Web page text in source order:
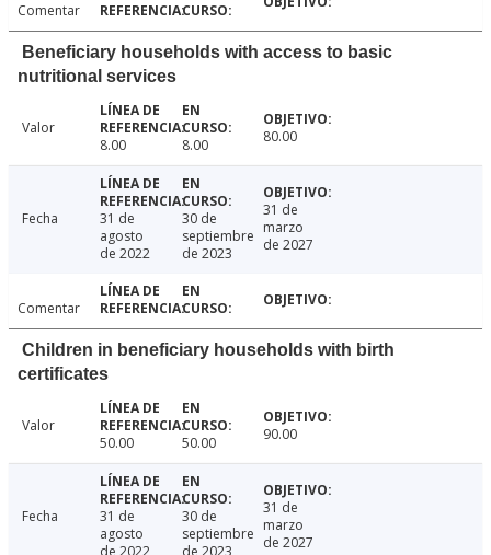
Comentar
Beneficiary households with access to basic
nutritional services
Valor
8.00
8.00 80.00
Fecha
31 de
agosto
de 2022
30 de
septiembre
de 2023
31 de
marzo
de 2027
Comentar
Children in beneficiary households with birth
certificates
Valor
50.00
50.00 90.00
Fecha
31 de
agosto
30 de
septiembre
31 de
marzo
de 2027